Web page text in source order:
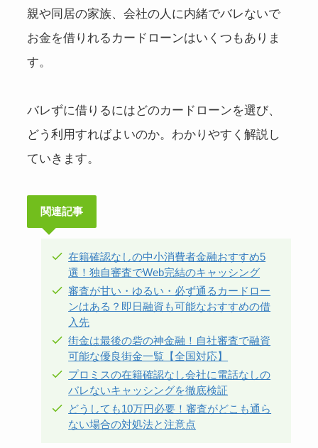
親や同居の家族、会社の人に内緒でバレないで
お金を借りれるカードローンはいくつもありま
す。
バレずに借りるにはどのカードローンを選び、
どう利用すればよいのか。わかりやすく解説し
ていきます。
関連記事
在籍確認なしの中小消費者金融おすすめ5
選！独自審査でWeb完結のキャッシング
審査が甘い・ゆるい・必ず通るカードロー
ンはある？即日融資も可能なおすすめの借
入先
街金は最後の砦の神金融！自社審査で融資
可能な優良街金一覧【全国対応】
プロミスの在籍確認なし会社に電話なしの
バレないキャッシングを徹底検証
どうしても10万円必要！審査がどこも通ら
ない場合の対処法と注意点